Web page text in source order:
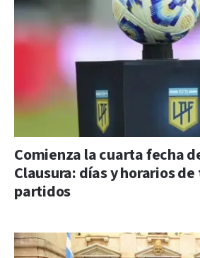
Comienza la cuarta fecha
Clausura: días y horarios
partidos